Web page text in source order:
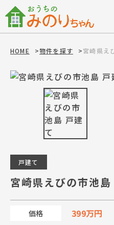
HOME >物件を探す >宮崎県え
戸建て
宮崎県えびの市池島
価格 399万円